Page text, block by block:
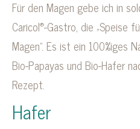
Für den Magen gebe ich in
Caricol®-Gastro, die „Speise
Magen“. Es ist ein 100%iges
Bio-Papayas und Bio-Hafer
Rezept.
Hafer